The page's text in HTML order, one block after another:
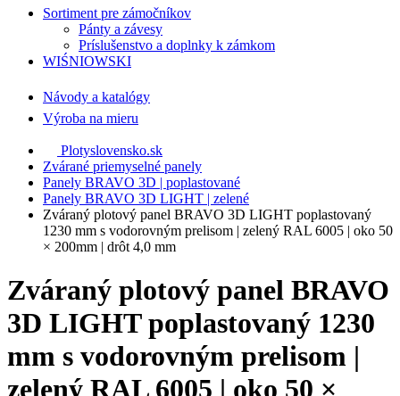
Sortiment pre zámočníkov
Pánty a závesy
Príslušenstvo a doplnky k zámkom
WIŚNIOWSKI
Návody a katalógy
Výroba na mieru
Plotyslovensko.sk
Zvárané priemyselné panely
Panely BRAVO 3D | poplastované
Panely BRAVO 3D LIGHT | zelené
Zváraný plotový panel BRAVO 3D LIGHT poplastovaný
1230 mm s vodorovným prelisom | zelený RAL 6005 | oko 50
× 200mm | drôt 4,0 mm
Zváraný plotový panel BRAVO
3D LIGHT poplastovaný 1230
mm s vodorovným prelisom |
zelený RAL 6005 | oko 50 ×